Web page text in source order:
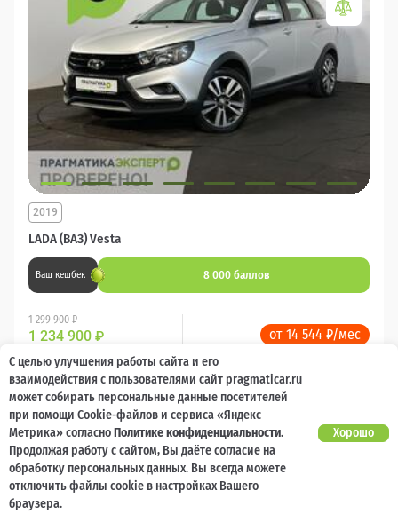
LADA (ВАЗ) Vesta
2019
Ваш кешбек 8 000 баллов
1 299 900 ₽
1 234 900 ₽ от 14 544 ₽/мес
Бензин Механика
Сравнить
Подробнее
С целью улучшения работы сайта и его
взаимодействия с пользователями сайт pragmaticar.ru
может собирать персональные данные посетителей
при помощи Cookie-файлов и сервиса «Яндекс
Метрика» согласноПолитике конфиденциальности.
Продолжая работу с сайтом, Вы даёте согласие на
обработку персональных данных. Вы всегда можете
отключить файлы cookie в настройках Вашего
браузера.
Хорошо